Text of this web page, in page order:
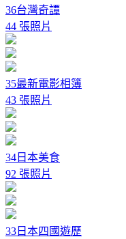
36台灣奇譚
44 張照片
35最新電影相簿
43 張照片
34日本美食
92 張照片
33日本四國遊歷